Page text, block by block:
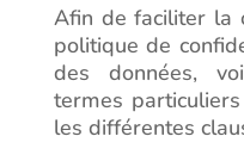
Afin de faciliter la
politique de
des données,
termes
les différentes